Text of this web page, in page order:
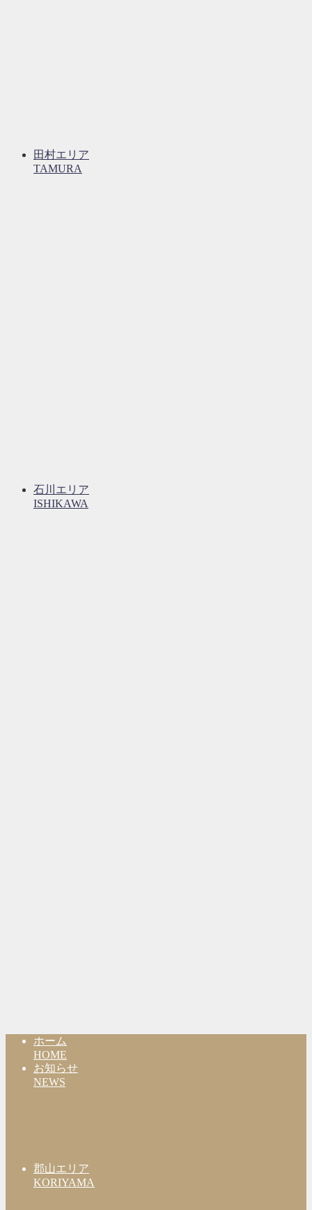
田村エリア
TAMURA
石川エリア
ISHIKAWA
ホーム
HOME
お知らせ
NEWS
郡山エリア
KORIYAMA